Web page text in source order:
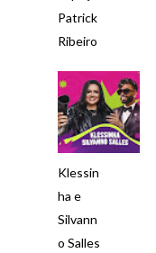
Patrick
Ribeiro
Klessin
ha e
Silvann
o Salles